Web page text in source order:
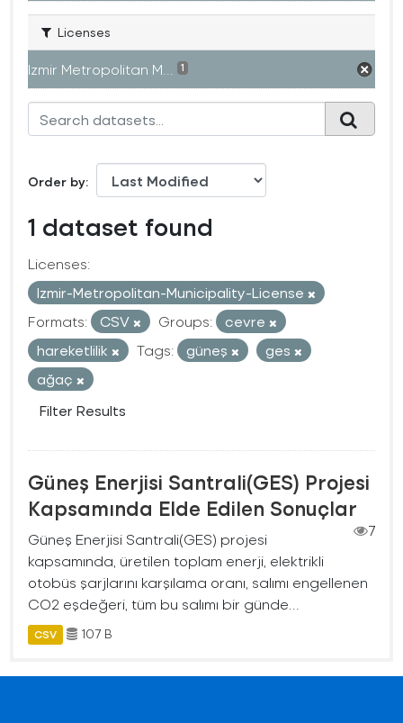
Licenses
Izmir Metropolitan M... 1
Order by
1 dataset found
Licenses:
Izmir-Metropolitan-Municipality-License
Formats:
CSV Groups:
cevre
hareketlilik
Tags: güneş
ges
ağaç
Filter Results
Güneş Enerjisi Santrali(GES) Projesi
Kapsamında Elde Edilen Sonuçlar
7
Güneş Enerjisi Santrali(GES) projesi
kapsamında, üretilen toplam enerji, elektrikli
otobüs şarjlarını karşılama oranı, salımı engellenen
CO2 eşdeğeri, tüm bu salımı bir günde...
CSV 107 B